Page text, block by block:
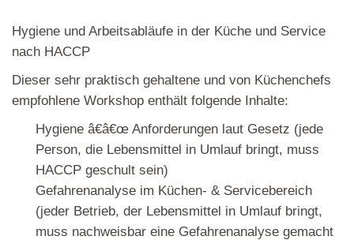
Hygiene und Arbeitsabläufe in der Küche und Service
nach HACCP
Dieser sehr praktisch gehaltene und von Küchenchefs
empfohlene Workshop enthält folgende Inhalte:
Hygiene â€â€œ Anforderungen laut Gesetz (jede
Person, die Lebensmittel in Umlauf bringt, muss
HACCP geschult sein)
Gefahrenanalyse im Küchen- & Servicebereich
(jeder Betrieb, der Lebensmittel in Umlauf bringt,
muss nachweisbar eine Gefahrenanalyse gemacht